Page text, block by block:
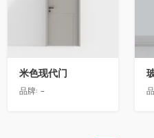
米色现代门
品牌: -